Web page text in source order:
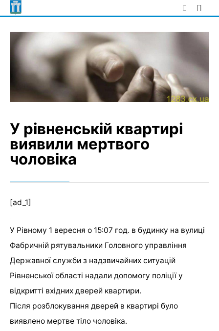
Skip
to
У рівненській квартирі
виявили мертвого
чоловіка
[ad_1]
У Рівному 1 вересня о 15:07 год. в будинку на вулиці
Фабричній рятувальники Головного управління
Державної служби з надзвичайних ситуацій
Рівненської області надали допомогу поліції у
відкритті вхідних дверей квартири.
Після розблокування дверей в квартирі було
виявлено мертве тіло чоловіка.